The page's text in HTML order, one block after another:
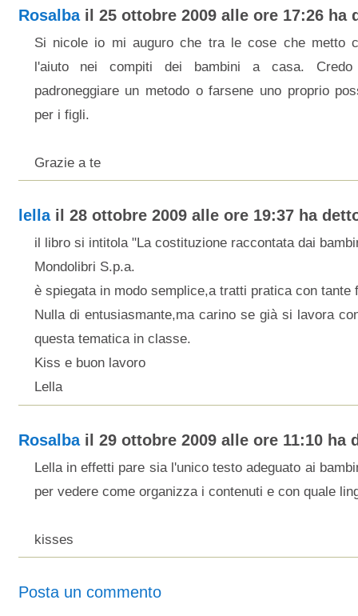
Rosalbail 25 ottobre 2009 alle ore 17:26 ha
Si nicole io mi auguro che tra le cose che metto
l'aiuto nei compiti dei bambini a casa.
padroneggiare un metodo o farsene uno proprio
per i figli.
Grazie a te
lellail 28 ottobre 2009 alle ore 19:37 ha
il libro si intitola "La costituzione raccontata dai
Mondolibri S.p.a.
è spiegata in modo semplice,a tratti pratica con tante
Nulla di entusiasmante,ma carino se già si lavora
questa tematica in classe.
Kiss e buon lavoro
Lella
Rosalbail 29 ottobre 2009 alle ore 11:10 ha
Lella in effetti pare sia l'unico testo adeguato ai
per vedere come organizza i contenuti e con quale
kisses
Posta un commento